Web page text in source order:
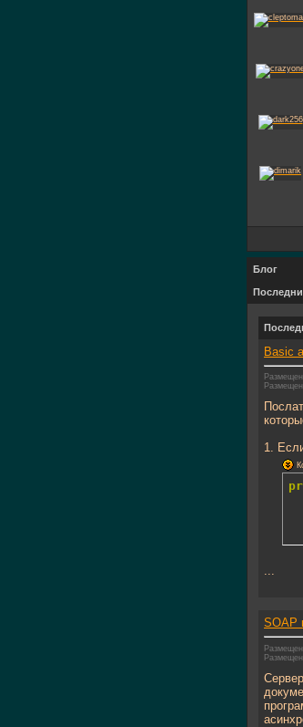
Блог
Basic
1.
...
SOAP